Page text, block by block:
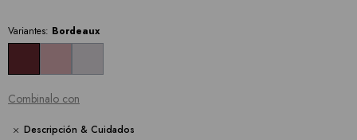
Variantes: Bordeaux
Combinalo con
Descripción & Cuidados